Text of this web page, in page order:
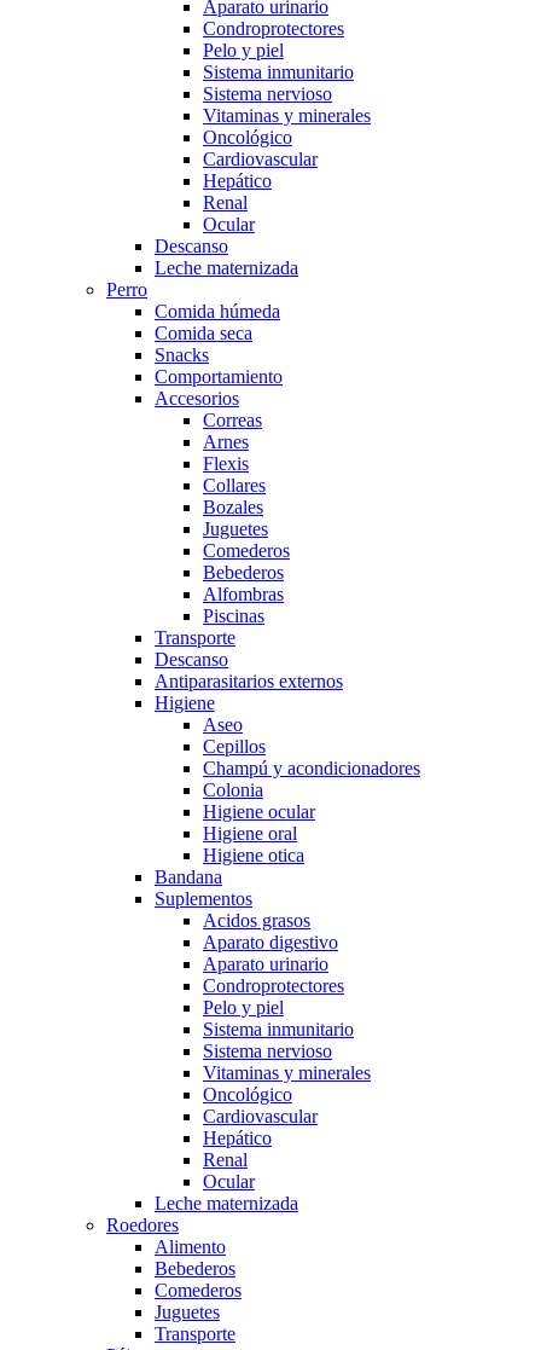
Aparato urinario
Condroprotectores
Pelo y piel
Sistema inmunitario
Sistema nervioso
Vitaminas y minerales
Oncológico
Cardiovascular
Hepático
Renal
Ocular
Descanso
Leche maternizada
Perro
Comida húmeda
Comida seca
Snacks
Comportamiento
Accesorios
Correas
Arnes
Flexis
Collares
Bozales
Juguetes
Comederos
Bebederos
Alfombras
Piscinas
Transporte
Descanso
Antiparasitarios externos
Higiene
Aseo
Cepillos
Champú y acondicionadores
Colonia
Higiene ocular
Higiene oral
Higiene otica
Bandana
Suplementos
Acidos grasos
Aparato digestivo
Aparato urinario
Condroprotectores
Pelo y piel
Sistema inmunitario
Sistema nervioso
Vitaminas y minerales
Oncológico
Cardiovascular
Hepático
Renal
Ocular
Leche maternizada
Roedores
Alimento
Bebederos
Comederos
Juguetes
Transporte